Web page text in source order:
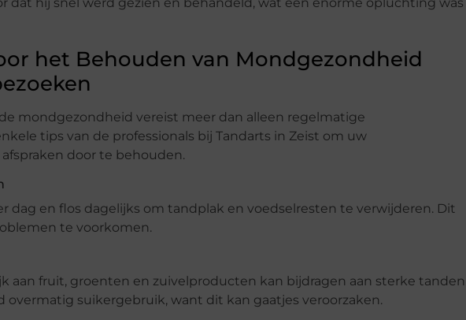
het Behouden van Mondgezondheid
mondgezondheid vereist meer dan alleen regelmatige
tips van de professionals bij Tandarts in Zeist om uw
door te behouden.
dag en flos dagelijks om tandplak en voedselresten te verwijderen. Dit
te voorkomen.
aan fruit, groenten en zuivelproducten kan bijdragen aan sterke tanden
overmatig suikergebruik, want dit kan gaatjes veroorzaken.